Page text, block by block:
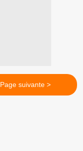
Page suivante >